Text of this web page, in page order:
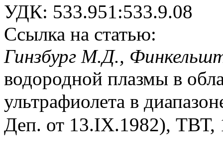
УДК: 533.951:533.9.08
Ссылка на статью:
Гинзбург М.Д.,
водородной плазмы в
ультрафиолета в
Деп. от 13.IX.1982),